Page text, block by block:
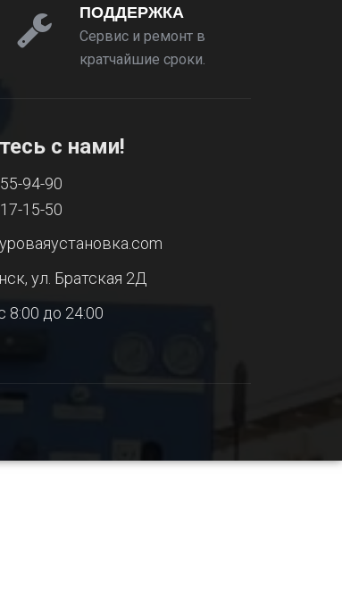
ПОДДЕРЖКА
Сервис и ремонт в
кратчайшие сроки.
с нами!
94-90
15-50
ул. Братская 2Д
8:00 до 24:00